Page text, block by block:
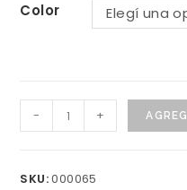
Color Elegí una
-
Destellos
iridiscente
+
SKU:000065